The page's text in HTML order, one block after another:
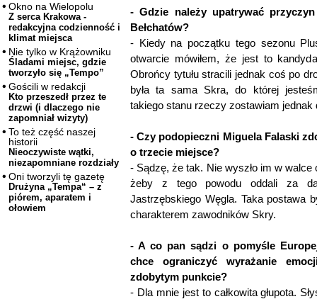
Okno na Wielopolu
Z serca Krakowa -
redakcyjna codzienność i
klimat miejsca
Nie tylko w Krążowniku
Śladami miejsc, gdzie
tworzyło się „Tempo”
Gościli w redakcji
Kto przeszedł przez te
drzwi (i dlaczego nie
zapomniał wizyty)
To też część naszej
historii
Nieoczywiste wątki,
niezapomniane rozdziały
Oni tworzyli tę gazetę
Drużyna „Tempa“ – z
piórem, aparatem i
ołowiem
- Gdzie należy upatrywać
Bełchatów?
- Kiedy na początku tego sezonu
otwarcie mówiłem, że jest to
Obrońcy tytułu stracili jednak coś po
była ta sama Skra, do której
takiego stanu rzeczy zostawiam jednak
- Czy podopieczni Miguela Falaski
o trzecie miejsce?
- Sądzę, że tak. Nie wyszło im w
żeby z tego powodu oddali za
Jastrzębskiego Węgla. Taka postawa
charakterem zawodników Skry.
- A co pan sądzi o pomyśle
chce ograniczyć wyrażanie
zdobytym punkcie?
- Dla mnie jest to całkowita głupota.